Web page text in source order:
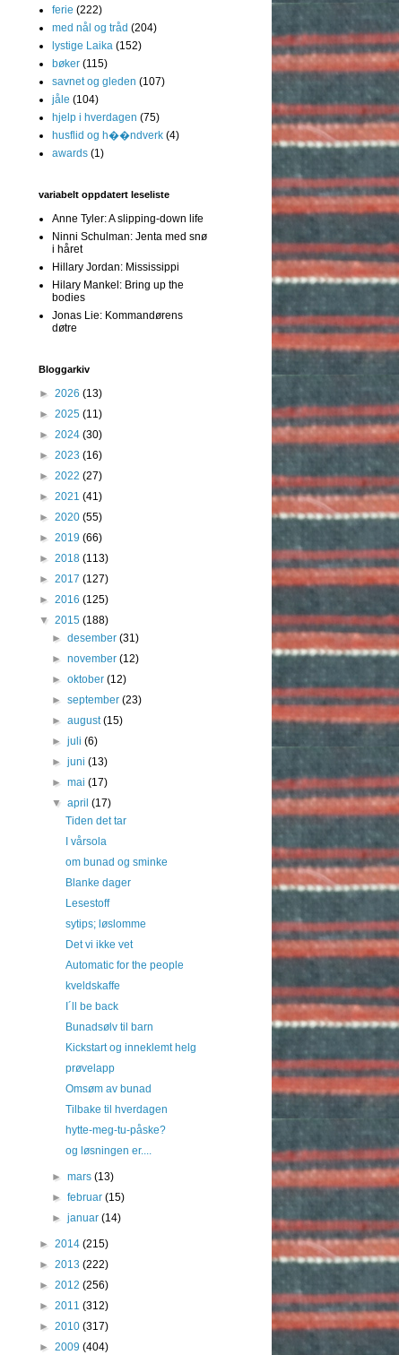
ferie (222)
med nål og tråd (204)
lystige Laika (152)
bøker (115)
savnet og gleden (107)
jåle (104)
hjelp i hverdagen (75)
husflid og h��ndverk (4)
awards (1)
variabelt oppdatert leseliste
Anne Tyler: A slipping-down life
Ninni Schulman: Jenta med snø
i håret
Hillary Jordan: Mississippi
Hilary Mankel: Bring up the
bodies
Jonas Lie: Kommandørens
døtre
Bloggarkiv
► 2026 (13)
► 2025 (11)
► 2024 (30)
► 2023 (16)
► 2022 (27)
► 2021 (41)
► 2020 (55)
► 2019 (66)
► 2018 (113)
► 2017 (127)
► 2016 (125)
▼ 2015 (188)
►desember(31)
►november(12)
►oktober(12)
►september(23)
►august(15)
►juli(6)
►juni(13)
►mai(17)
▼april(17)
Tiden det tar
I vårsola
om bunad og sminke
Blanke dager
Lesestoff
sytips; løslomme
Det vi ikke vet
Automatic for the people
kveldskaffe
I´ll be back
Bunadsølv til barn
Kickstart og inneklemt helg
prøvelapp
Omsøm av bunad
Tilbake til hverdagen
hytte-meg-tu-påske?
og løsningen er....
►mars(13)
►februar(15)
►januar(14)
► 2014 (215)
► 2013 (222)
► 2012 (256)
► 2011 (312)
► 2010 (317)
► 2009 (404)